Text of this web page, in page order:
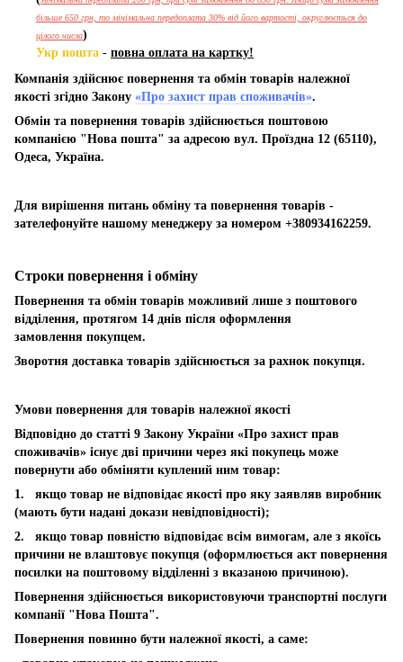
більше 650 грн, то мінімальна передоплата 30% від його вартості, округлюється до
цілого числа)
Укр пошта - повна оплата на картку!
Компанія здійснює повернення та обмін товарів належної
якості згідно Закону «Про захист прав споживачів».
Обмін та повернення товарів здійснюється поштовою
компанією "Нова пошта" за адресою вул. Проїздна 12 (65110),
Одеса, Україна.
Для вирішення питань обміну та повернення товарів -
зателефонуйте нашому менеджеру за номером +380934162259.
Строки повернення і обміну
Повернення та обмін товарів можливий лише з поштового
відділення, протягом 14 днів після оформлення
замовлення покупцем.
Зворотня доставка товарів здійснюється за рахнок покупця.
Умови повернення для товарів належної якості
Відповідно до статті 9 Закону України «Про захист прав
споживачів» існує дві причини через які покупець може
повернути або обміняти куплений ним товар:
1. якщо товар не відповідає якості про яку заявляв виробник
(мають бути надані докази невідповідності);
2. якщо товар повністю відповідає всім вимогам, але з якоїсь
причини не влаштовує покупця (оформлюється акт повернення
посилки на поштовому відділенні з вказаною причиною).
Повернення здійснюється використовуючи транспортні послуги
компанії "Нова Пошта".
Повернення повинно бути належної якості, а саме: